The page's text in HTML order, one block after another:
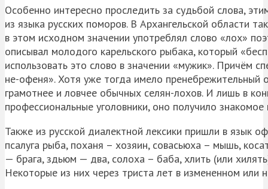
Особенно интересно проследить за судьбой слова,
из языка русских поморов. В Архангельской области
в этом исходном значении употреблял слово «лох»
описывал молодого карельского рыбака, который
использовать это слово в значении «мужик». Причём
не-офеня». Хотя уже тогда имело пренебрежительный
грамотнее и ловчее обычных селян-лохов. И лишь в
профессиональные уголовники, оно получило
Также из русской диалектной лексики пришли в язык
псалуга рыба, поханя – хозяин, совасьюха – мышь,
— брага, здьюм — два, солоха – баба, хлить (или
Некоторые из них через триста лет в измененном